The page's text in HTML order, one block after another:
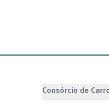
Consórcio de